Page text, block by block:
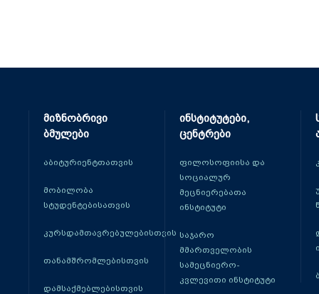
მიზნობრივი
ბმულები
აბიტურიენტთათვის
მობილობა
სტუდენტებისათვის
კურსდამთავრებულებისთვის
თანამშრომლებისთვის
დამსაქმებლებისთვის
ინსტიტუტები,
ცენტრები
ფილოსოფიისა და
სოციალურ
მეცნიერებათა
ინსტიტუტი
საჯარო
მმართველობის
სამეცნიერო-
კვლევითი ინსტიტუტი